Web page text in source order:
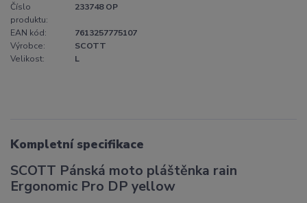
Číslo
produktu:
233748 OP
EAN kód:
7613257775107
Výrobce:
SCOTT
Velikost:
L
Kompletní specifikace
SCOTT Pánská moto pláštěnka rain
Ergonomic Pro DP yellow